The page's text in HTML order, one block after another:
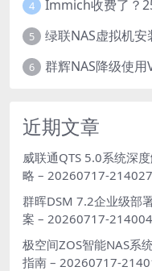
4
5 绿联NAS虚拟机
6
近期文章
威联通QTS 5.0系统深
略 – 20260717-214027
群晖DSM 7.2企业级部
案 – 20260717-214004
极空间ZOS智能NAS系
指南 – 20260717-